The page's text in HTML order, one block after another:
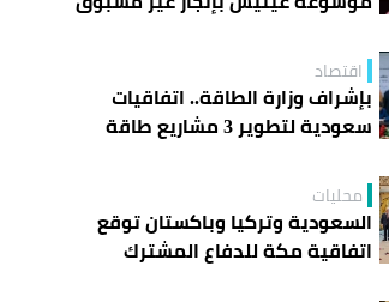
اقتصاد
بإشراف وزارة الطاقة.. اتفاقيات
سعودية لتطوير 3 مشاريع طاقة
محليات
السعودية وتركيا وباكستان توقع
اتفاقية مكة للدفاع المشترك